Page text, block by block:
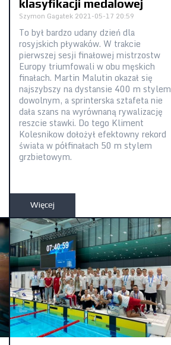
klasyfikacji medalowej
Szymon Gagatek 2021-05-17 20:59
To był bardzo udany dzień dla
rosyjskich pływaków. W trakcie
pierwszej sesji finałowej mistrzostw
Europy triumfowali w obu męskich
finałach. Martin Malutin okazał się
najszybszy na dystansie 400 m stylem
dowolnym, a sprinterska sztafeta nie
dała szans na wyrównaną rywalizację
reszcie stawki. Do tego Kliment
Kolesnikow dołożył efektowny rekord
świata w półfinałach 50 m stylem
grzbietowym.
Więcej